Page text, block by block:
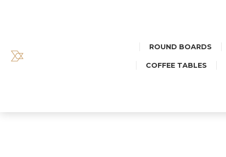
ROUND BOARDS
COFFEE TABLES